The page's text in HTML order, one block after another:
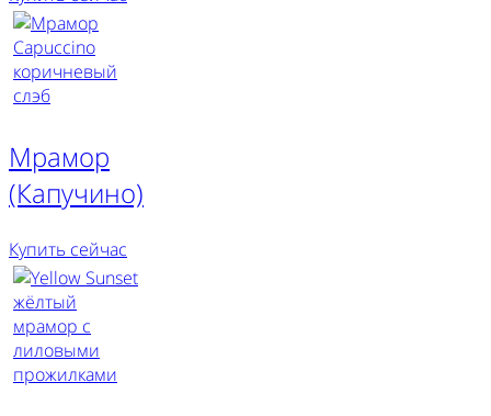
Мрамор
(Капучино)
Купить сейчас